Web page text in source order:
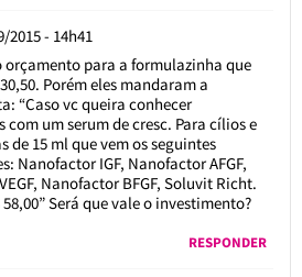
2015 - 14h41
orçamento para a formulazinha que
Porém eles mandaram a
“Caso vc queira conhecer
um serum de cresc. Para cílios e
de 15 ml que vem os seguintes
Nanofactor IGF, Nanofactor AFGF,
Nanofactor BFGF, Soluvit Richt.
58,00” Será que vale o investimento?
RESPONDER